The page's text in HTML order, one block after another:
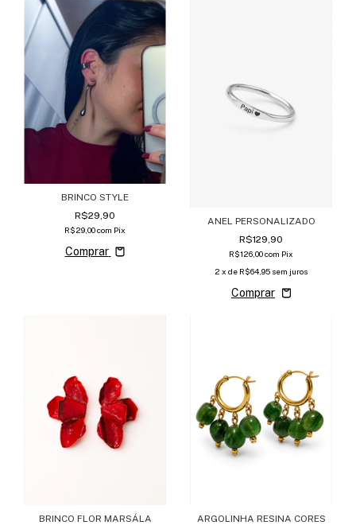
BRINCO STYLE
R$29,90
R$29,00com Pix
Comprar
ANEL PERSONALIZADO
R$129,90
R$126,00com Pix
2 x de R$64,95 sem juros
BRINCO FLOR MARSÁLA
ARGOLINHA RESINA CORES